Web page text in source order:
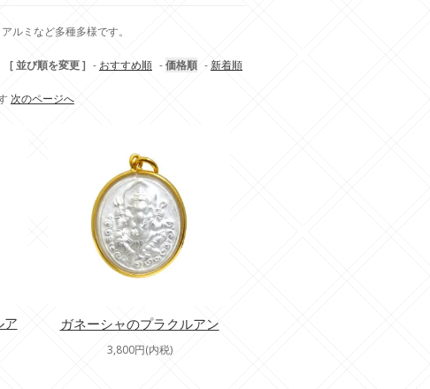
ルミなど多種多様です。
[ 並び順を変更 ] - おすすめ順 -価格順 -新着順
次のページへ
ア
ガネーシャのプラクルアン
3,800円(内税)